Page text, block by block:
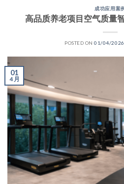
成功应用案
高品质养老项目空气质量
POSTED ON01/04/2026
01
4 月